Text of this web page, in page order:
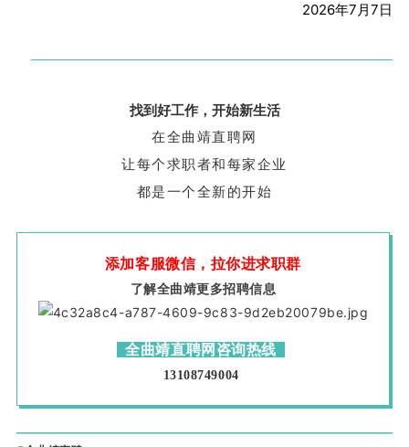
2026年7月7日
找到好工作，开始新生活
在全曲靖直聘网
让每个求职者和每家企业
都是一个全新的开始
添加客服微信，拉你进求职群
了解全曲靖更多招聘信息
全曲靖直聘网咨询热线
13108749004